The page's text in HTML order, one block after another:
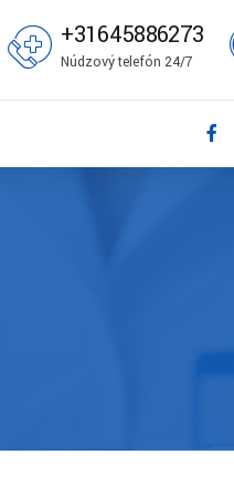
+31645886273
Núdzový telefón 24/7